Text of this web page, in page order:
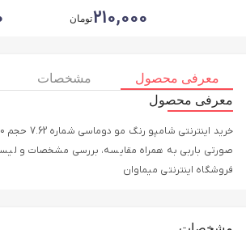
210,000تومان
معرفی محصول مشخصات
معرفی محصول
صورتی باربی به همراه مقایسه، بررسی مشخصات و
فروشگاه اینترنتی میماوان